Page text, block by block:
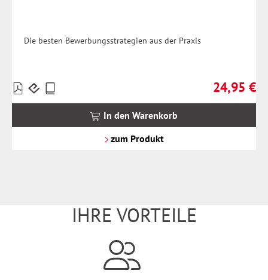
Die besten Bewerbungsstrategien aus der Praxis
Regulärer
24,95 €
Preise
inkl.
In den Warenkorb
zum Produkt
IHRE VORTEILE